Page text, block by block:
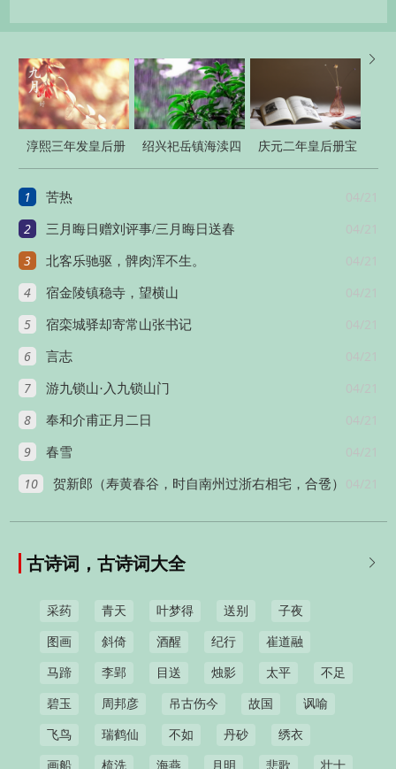

淳熙三年发皇后册
宝十三首
绍兴祀岳镇海渎四
十三首
庆元二年皇后册宝
十三首
1 04/21
苦热
2 04/21
三月晦日赠刘评事/三月晦日送春
3 04/21
北客乐驰驱，髀肉浑不生。
4 04/21
宿金陵镇稳寺，望横山
5 04/21
宿栾城驿却寄常山张书记
6 04/21
言志
7 04/21
游九锁山·入九锁山门
8 04/21
奉和介甫正月二日
9 04/21
春雪
10 04/21
贺新郎（寿黄春谷，时自南州过浙右相宅，合卺）

古诗词，古诗词大全
采药 青天 叶梦得 送别 子夜
图画 斜倚 酒醒 纪行 崔道融
马蹄 李郢 目送 烛影 太平 不足
碧玉 周邦彦 吊古伤今 故国 讽喻
飞鸟 瑞鹤仙 不如 丹砂 绣衣
画船 梳洗 海燕 月明 悲歌 壮士